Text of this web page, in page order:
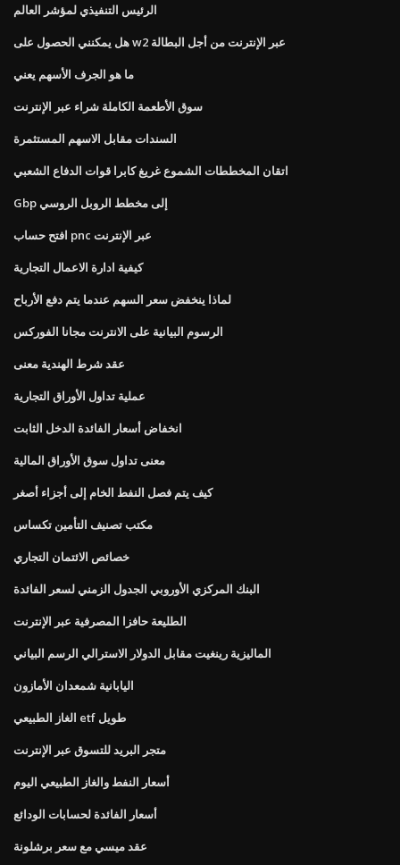
الرئيس التنفيذي لمؤشر العالم
هل يمكنني الحصول على w2 عبر الإنترنت من أجل البطالة
ما هو الجرف الأسهم يعني
سوق الأطعمة الكاملة شراء عبر الإنترنت
السندات مقابل الاسهم المستثمرة
اتقان المخططات الشموع غريغ كابرا قوات الدفاع الشعبي
Gbp إلى مخطط الروبل الروسي
افتح حساب pnc عبر الإنترنت
كيفية ادارة الاعمال التجارية
لماذا ينخفض ​​سعر السهم عندما يتم دفع الأرباح
الرسوم البيانية على الانترنت مجانا الفوركس
عقد شرط الهندية معنى
عملية تداول الأوراق التجارية
انخفاض أسعار الفائدة الدخل الثابت
معنى تداول سوق الأوراق المالية
كيف يتم فصل النفط الخام إلى أجزاء أصغر
مكتب تصنيف التأمين تكساس
خصائص الائتمان التجاري
البنك المركزي الأوروبي الجدول الزمني لسعر الفائدة
الطليعة حافزا المصرفية عبر الإنترنت
الماليزية رينغيت مقابل الدولار الاسترالي الرسم البياني
اليابانية شمعدان الأمازون
الغاز الطبيعي etf طويل
متجر البريد للتسوق عبر الإنترنت
أسعار النفط والغاز الطبيعي اليوم
أسعار الفائدة لحسابات الودائع
عقد ميسي مع سعر برشلونة